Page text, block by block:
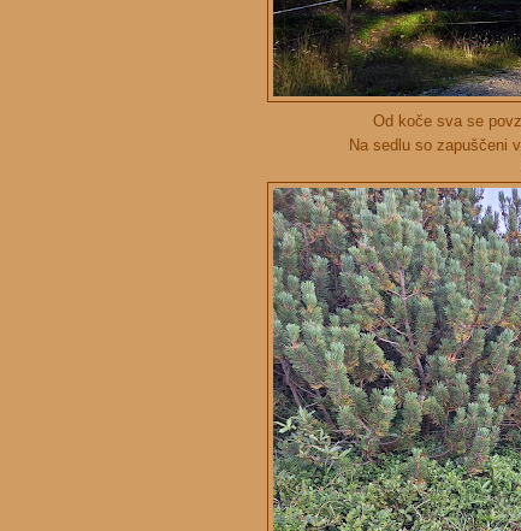
Od koče sva se
Na sedlu so zapuščeni